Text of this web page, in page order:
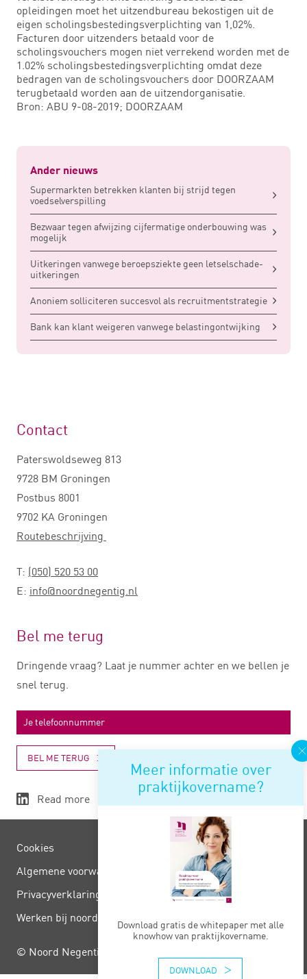
opleidingen moet het uitzendbureau bekostigen uit de
eigen scholingsbestedingsverplichting van 1,02%.
Facturen door uitzenders betaald voor de
scholingsvouchers mogen niet verrekend worden met de
1.02% scholingsbestedingsverplichting omdat deze
bedragen van de scholingsvouchers door DOORZAAM
terugbetaald worden aan de uitzendorganisatie.
Bron: ABU 9-08-2019; DOORZAAM
Ander nieuws
Supermarkten betrekken klanten bij strijd tegen
voedselverspilling
Bezwaar tegen afwijzing cijfermatige onderbouwing was
mogelijk
Uitkeringen vanwege beroepsziekte geen letselschade-
uitkeringen
Anoniem solliciteren succesvol als recruitmentstrategie
Bank kan klant weigeren vanwege belastingontwijking
Meer informatie over
praktijkovername?
Download gratis de whitepaper met alle
knowhow van praktijkovername.
DOWNLOAD
Contact
Paterswoldseweg 813
9728 BM Groningen
Postbus 8001
9702 KA Groningen
Routebeschrijving
T: (050) 520 53 00
E: info@noordnegentig.nl
Bel me terug
Dringende vraag? Laat je nummer achter en we bellen je
snel terug.
BEL ME TERUG
Read more
Cookies
Algemene voorwaarden
Privacy­verklaring
Werken bij noord negentig
© Noord Negentig